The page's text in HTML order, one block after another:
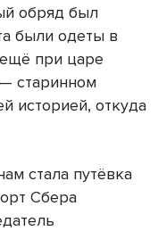
обряд был
были одеты в
при царе
старинном
историей, откуда
стала путёвка
Сбера